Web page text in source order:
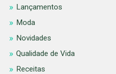
Lançamentos
Moda
Novidades
Qualidade de Vida
Receitas